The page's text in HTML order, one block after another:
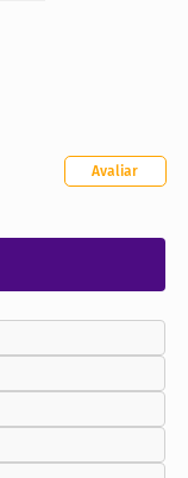
Avaliar